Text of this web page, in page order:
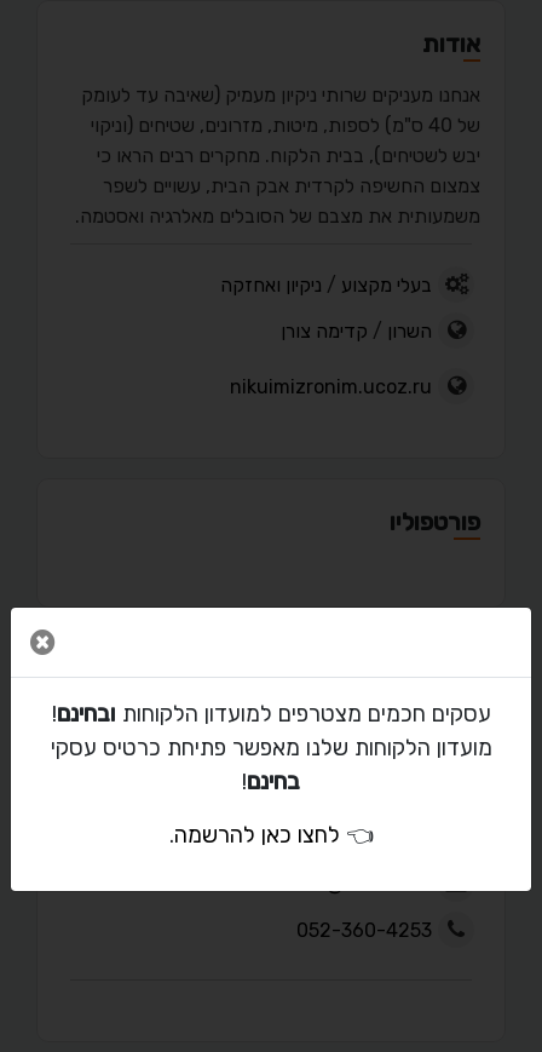
אודות
אנחנו מעניקים שרותי ניקיון מעמיק (שאיבה עד לעומק
של 40 ס"מ) לספות, מיטות, מזרונים, שטיחים (וניקוי
יבש לשטיחים), בבית הלקוח. מחקרים רבים הראו כי
צמצום החשיפה לקרדית אבק הבית, עשויים לשפר
משמעותית את מצבם של הסובלים מאלרגיה ואסטמה.
בעלי מקצוע / ניקיון ואחזקה
השרון / קדימה צורן
nikuimizronim.ucoz.ru
פורטפוליו
מאמרים
יצירת קשר עם אדם
052-360-4253
עסקים חכמים מצטרפים למועדון הלקוחות ובחינם!
מועדון הלקוחות שלנו מאפשר פתיחת כרטיס עסקי
בחינם!
👈 לחצו כאן להרשמה.